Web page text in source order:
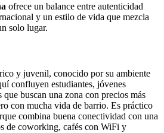
ofrece un balance entre autenticidad
y un estilo de vida que mezcla
solo lugar.
y juvenil, conocido por su ambiente
confluyen estudiantes, jóvenes
buscan una zona con precios más
con mucha vida de barrio. Es práctico
combina buena conectividad con una
de coworking, cafés con WiFi y